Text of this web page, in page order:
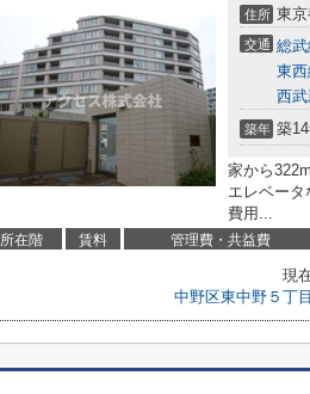
住所 東
交通 総武
東西
西
築年 築
家から
エレベー
費用...
所在階 賃料 管理費・共益費
現
中野区東中野５丁